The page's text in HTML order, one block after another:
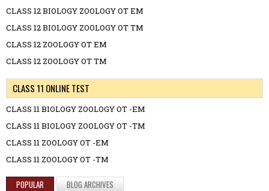
CLASS 12 BIOLOGY ZOOLOGY OT EM
CLASS 12 BIOLOGY ZOOLOGY OT TM
CLASS 12 ZOOLOGY OT EM
CLASS 12 ZOOLOGY OT TM
CLASS 11 ONLINE TEST
CLASS 11 BIOLOGY ZOOLOGY OT -EM
CLASS 11 BIOLOGY ZOOLOGY OT -TM
CLASS 11 ZOOLOGY OT -EM
CLASS 11 ZOOLOGY OT -TM
POPULAR BLOG ARCHIVES